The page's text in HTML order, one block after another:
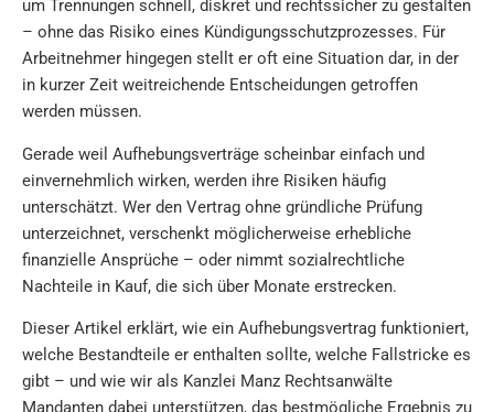
um Trennungen schnell, diskret und rechtssicher zu gestalten
– ohne das Risiko eines Kündigungsschutzprozesses. Für
Arbeitnehmer hingegen stellt er oft eine Situation dar, in der
in kurzer Zeit weitreichende Entscheidungen getroffen
werden müssen.
Gerade weil Aufhebungsverträge scheinbar einfach und
einvernehmlich wirken, werden ihre Risiken häufig
unterschätzt. Wer den Vertrag ohne gründliche Prüfung
unterzeichnet, verschenkt möglicherweise erhebliche
finanzielle Ansprüche – oder nimmt sozialrechtliche
Nachteile in Kauf, die sich über Monate erstrecken.
Dieser Artikel erklärt, wie ein Aufhebungsvertrag funktioniert,
welche Bestandteile er enthalten sollte, welche Fallstricke es
gibt – und wie wir als Kanzlei Manz Rechtsanwälte
Mandanten dabei unterstützen, das bestmögliche Ergebnis zu